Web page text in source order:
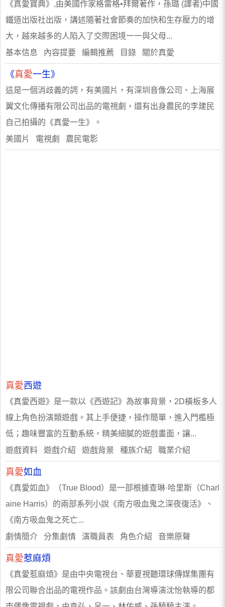
《真愛寶典》,由美國作家格雷格•拜爾著作，孫璐 (譯者)中國
鐵道出版社出版，講述隨著社會節奏的加快和生存壓力的增
大，越來越多的人陷入了交際困境一一與父母...
基本信息 內容提要 編輯推薦 目錄 關於真愛
《真愛一生》
這是一個消歧義的詞，有美國片，有深圳音像公司、上海展
翼文化傳播有限公司出品的電視劇，還有出身農民的李建民
自己拍攝的《真愛一生》。
美國片 電視劇 農民電影
真愛西遊
《真愛西遊》是一款以《西遊記》為故事背景，2D橫板多人
線上角色扮演類遊戲。其上手便捷，操作簡單，進入門檻極
低；趣味豐富的互動系統，精美細膩的遊戲畫面，讓...
遊戲資料 遊戲介紹 遊戲背景 種族介紹 職業介紹
真愛如血
《真愛如血》（True Blood）是一部根據查琳·哈里斯（Charl
aine Harris）的兩部系列小說《南方吸血鬼之深夜復活》、
《南方吸血鬼之死亡...
劇情簡介 分集劇情 演職員表 角色介紹 音樂原聲
真愛惹麻煩
《真愛惹麻煩》是由中央電視台、華夏視聽環球傳媒集團有
限公司聯合出品的電視作品。該劇由台灣導演沈怡執導的都